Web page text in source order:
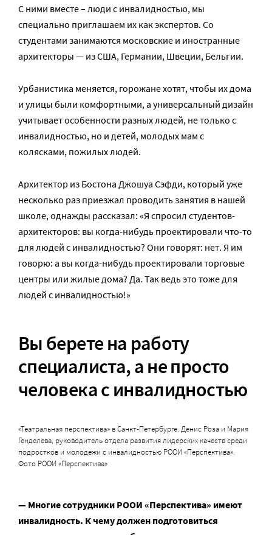
С ними вместе – люди с инвалидностью, мы
специально приглашаем их как экспертов. Со
студентами занимаются московские и иностранные
архитекторы — из США, Германии, Швеции, Бельгии.
Урбанистика меняется, горожане хотят, чтобы их дома
и улицы были комфортными, а универсальный дизайн
учитывает особенности разных людей, не только с
инвалидностью, но и детей, молодых мам с
колясками, пожилых людей.
Архитектор из Бостона Джошуа Сэфди, который уже
несколько раз приезжал проводить занятия в нашей
школе, однажды рассказал: «Я спросил студентов-
архитекторов: вы когда-нибудь проектировали что-то
для людей с инвалидностью? Они говорят: нет. Я им
говорю: а вы когда-нибудь проектировали торговые
центры или жилые дома? Да. Так ведь это тоже для
людей с инвалидностью!»
Вы берете на работу
специалиста, а не просто
человека с инвалидностью
«Театральная перспектива» в Санкт-Петербурге. Денис Роза и Мария
Генделева, руководитель отдела развития лидерских качеств среди
подростков и молодежи с инвалидностью РООИ «Перспектива».
Фото РООИ «Перспектива»
— Многие сотрудники РООИ «Перспектива» имеют
инвалидность. К чему должен подготовиться